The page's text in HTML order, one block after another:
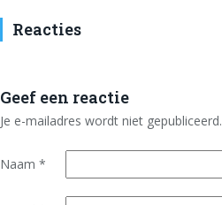
Reacties
Geef een reactie
Je e-mailadres wordt niet gepubliceerd.
Naam *